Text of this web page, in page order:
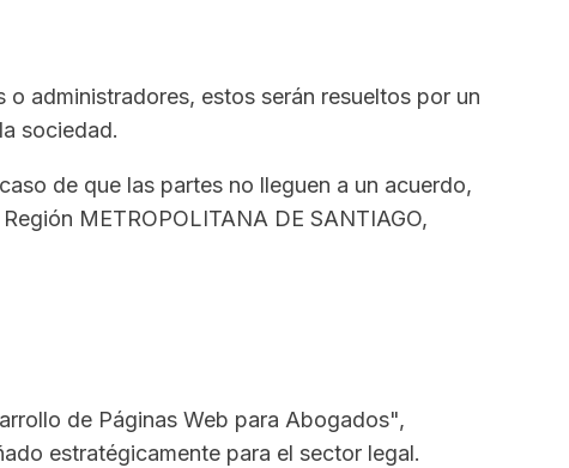
administradores, estos serán resueltos por un
sociedad.
de que las partes no lleguen a un acuerdo,
METROPOLITANA DE SANTIAGO,
de Páginas Web para Abogados",
estratégicamente para el sector legal.